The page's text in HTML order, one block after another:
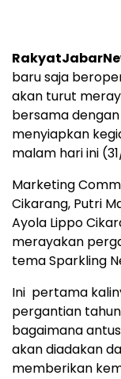
baru saja
akan turut
bersama
menyiapkan
malam hari ini
Marketing
Cikarang, Putri
Ayola Lippo
merayakan
tema Sparkling
Ini pertama
pergantian
bagaimana
akan diadakan
memberikan